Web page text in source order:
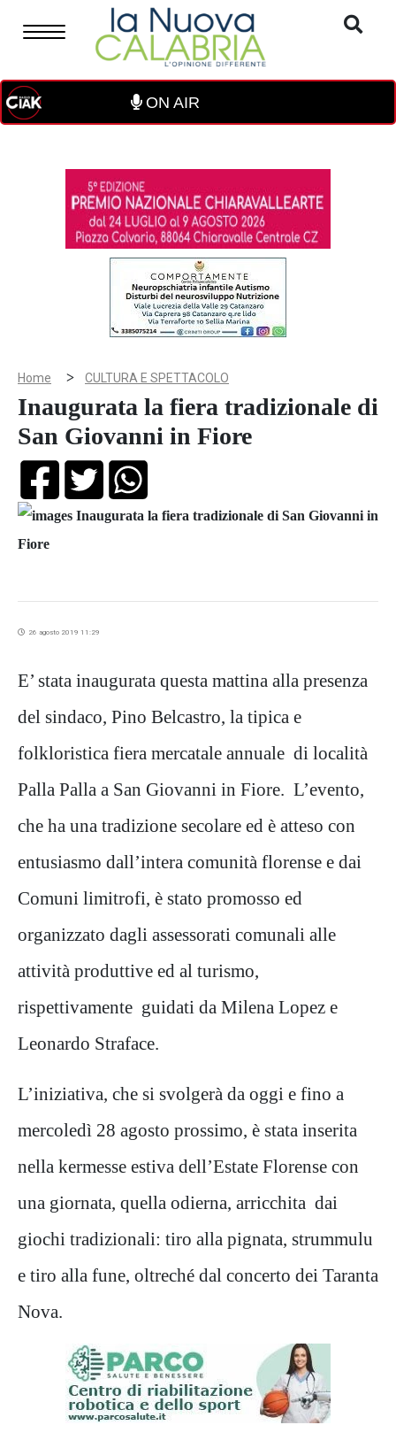
ON AIR
Home > CULTURA E SPETTACOLO
Inaugurata la fiera tradizionale di
San Giovanni in Fiore
26 agosto 2019 11:29
E’ stata inaugurata questa mattina alla presenza
del sindaco, Pino Belcastro, la tipica e
folkloristica fiera mercatale annuale di località
Palla Palla a San Giovanni in Fiore. L’evento,
che ha una tradizione secolare ed è atteso con
entusiasmo dall’intera comunità florense e dai
Comuni limitrofi, è stato promosso ed
organizzato dagli assessorati comunali alle
attività produttive ed al turismo,
rispettivamente guidati da Milena Lopez e
Leonardo Straface.
L’iniziativa, che si svolgerà da oggi e fino a
mercoledì 28 agosto prossimo, è stata inserita
nella kermesse estiva dell’Estate Florense con
una giornata, quella odierna, arricchita dai
giochi tradizionali: tiro alla pignata, strummulu
e tiro alla fune, oltreché dal concerto dei Taranta
Nova.